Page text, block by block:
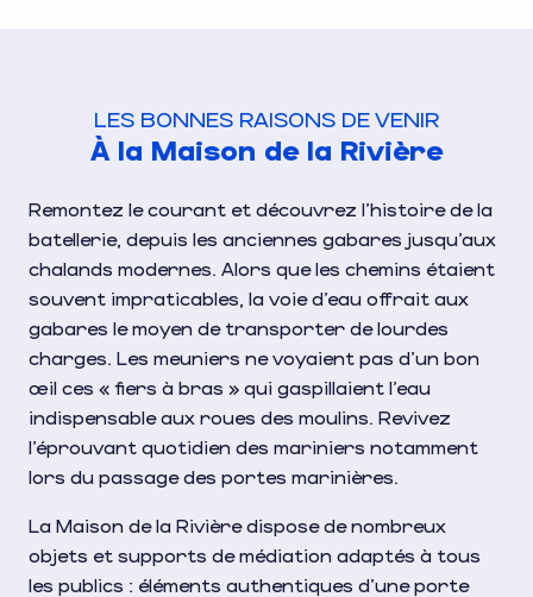
LES BONNES RAISONS DE VENIR
À la Maison de la Rivière
Remontez le courant et découvrez l’histoire de la
batellerie, depuis les anciennes gabares jusqu’aux
chalands modernes. Alors que les chemins étaient
souvent impraticables, la voie d’eau offrait aux
gabares le moyen de transporter de lourdes
charges. Les meuniers ne voyaient pas d’un bon
œil ces « fiers à bras » qui gaspillaient l’eau
indispensable aux roues des moulins. Revivez
l’éprouvant quotidien des mariniers notamment
lors du passage des portes marinières.
La Maison de la Rivière dispose de nombreux
objets et supports de médiation adaptés à tous
les publics : éléments authentiques d’une porte